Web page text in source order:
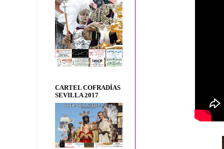
CARTEL COFRADÍAS
SEVILLA 2017